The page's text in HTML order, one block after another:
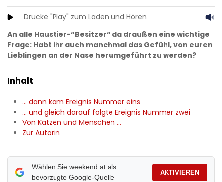
Drücke "Play" zum Laden und Hören
An alle Haustier-“Besitzer“ da draußen eine wichtige
Frage: Habt ihr auch manchmal das Gefühl, von euren
Lieblingen an der Nase herumgeführt zu werden?
Inhalt
… dann kam Ereignis Nummer eins
… und gleich darauf folgte Ereignis Nummer zwei
Von Katzen und Menschen …
Zur Autorin
Wählen Sie weekend.at als
bevorzugte Google-Quelle
AKTIVIEREN